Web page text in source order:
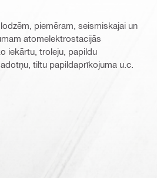
piemēram, seismiskajai un
atomelektrostacijās
iekārtu, troleju, papildu
tiltu papildaprīkojuma u.c.